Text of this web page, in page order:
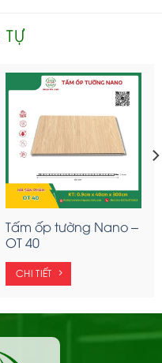
Tấm ốp tường Nano –
OT 40
CHI TIẾT